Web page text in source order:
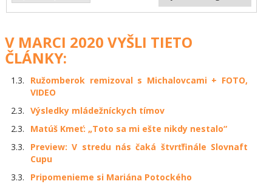
V MARCI 2020 VYŠLI TIETO
ČLÁNKY:
1.3.
Ružomberok remizoval s Michalovcami + FOTO,
VIDEO
2.3. Výsledky mládežníckych tímov
2.3.
Matúš Kmeť: „Toto sa mi ešte nikdy nestalo“
3.3.
Preview: V stredu nás čaká štvrťfinále Slovnaft
Cupu
3.3.
Pripomenieme si Mariána Potockého